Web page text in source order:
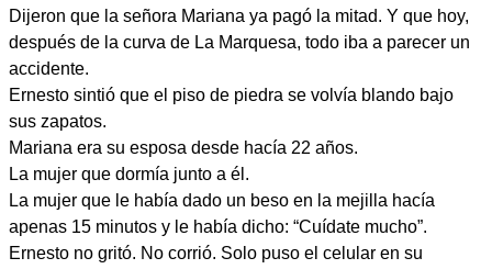
Dijeron que la señora Mariana ya pagó la mitad. Y que hoy,
después de la curva de La Marquesa, todo iba a parecer un
accidente.
Ernesto sintió que el piso de piedra se volvía blando bajo
sus zapatos.
Mariana era su esposa desde hacía 22 años.
La mujer que dormía junto a él.
La mujer que le había dado un beso en la mejilla hacía
apenas 15 minutos y le había dicho: “Cuídate mucho”.
Ernesto no gritó. No corrió. Solo puso el celular en su